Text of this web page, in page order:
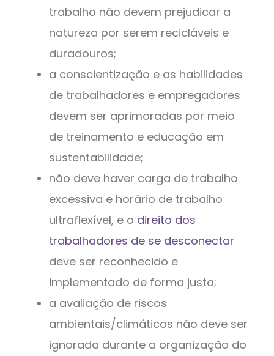
trabalho não devem prejudicar a
natureza por serem recicláveis ​​e
duradouros;
a conscientização e as habilidades
de trabalhadores e empregadores
devem ser aprimoradas por meio
de treinamento e educação em
sustentabilidade;
não deve haver carga de trabalho
excessiva e horário de trabalho
ultraflexível, e o direito dos
trabalhadores de se desconectar
deve ser reconhecido e
implementado de forma justa;
a avaliação de riscos
ambientais/climáticos não deve ser
ignorada durante a organização do